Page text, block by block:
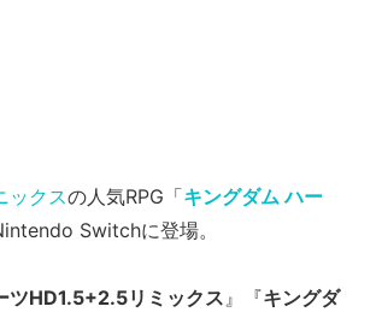
ックスの人気RPG「キングダム ハー
Switchに登場。
ツHD1.5+2.5リミックス』『キングダ